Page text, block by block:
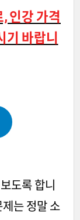
인강 가격
기 바랍니
도록 합니
는 정말 소